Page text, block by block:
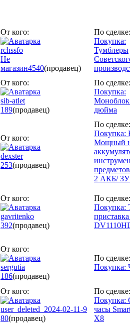
От кого:
rchssfo
Не
магазин4540(продавец)
По сделке:
Покупка:
Тумблеры
От кого:
sib-atlet
189(продавец)
По сделке:
Покупка:
дюйма
От кого:
dexster
253(продавец)
По сделке:
Покупка:
Мощный
2 АКБ/
От кого:
gavritenko
392(продавец)
По сделке:
Покупка:
От кого:
sergutia
186(продавец)
По сделке:
Покупка:
От кого:
user_deleted_2024-02-11-9
80(продавец)
По сделке:
Покупка:
часы
X8